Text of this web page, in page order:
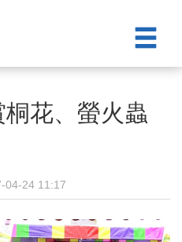
花、螢火蟲
04-24 11:17